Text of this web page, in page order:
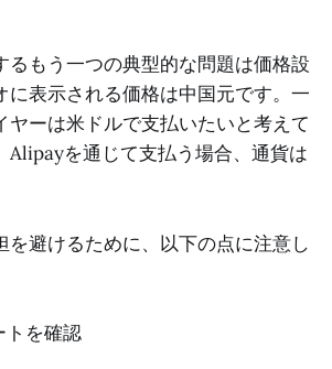
るもう一つの典型的な問題は価格設
に表示される価格は中国元です。一
ヤーは米ドルで支払いたいと考えて
Alipayを通じて支払う場合、通貨は
を避けるために、以下の点に注意し
トを確認